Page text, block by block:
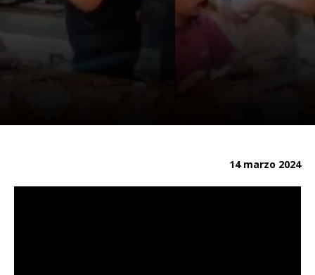
14 marzo 2024